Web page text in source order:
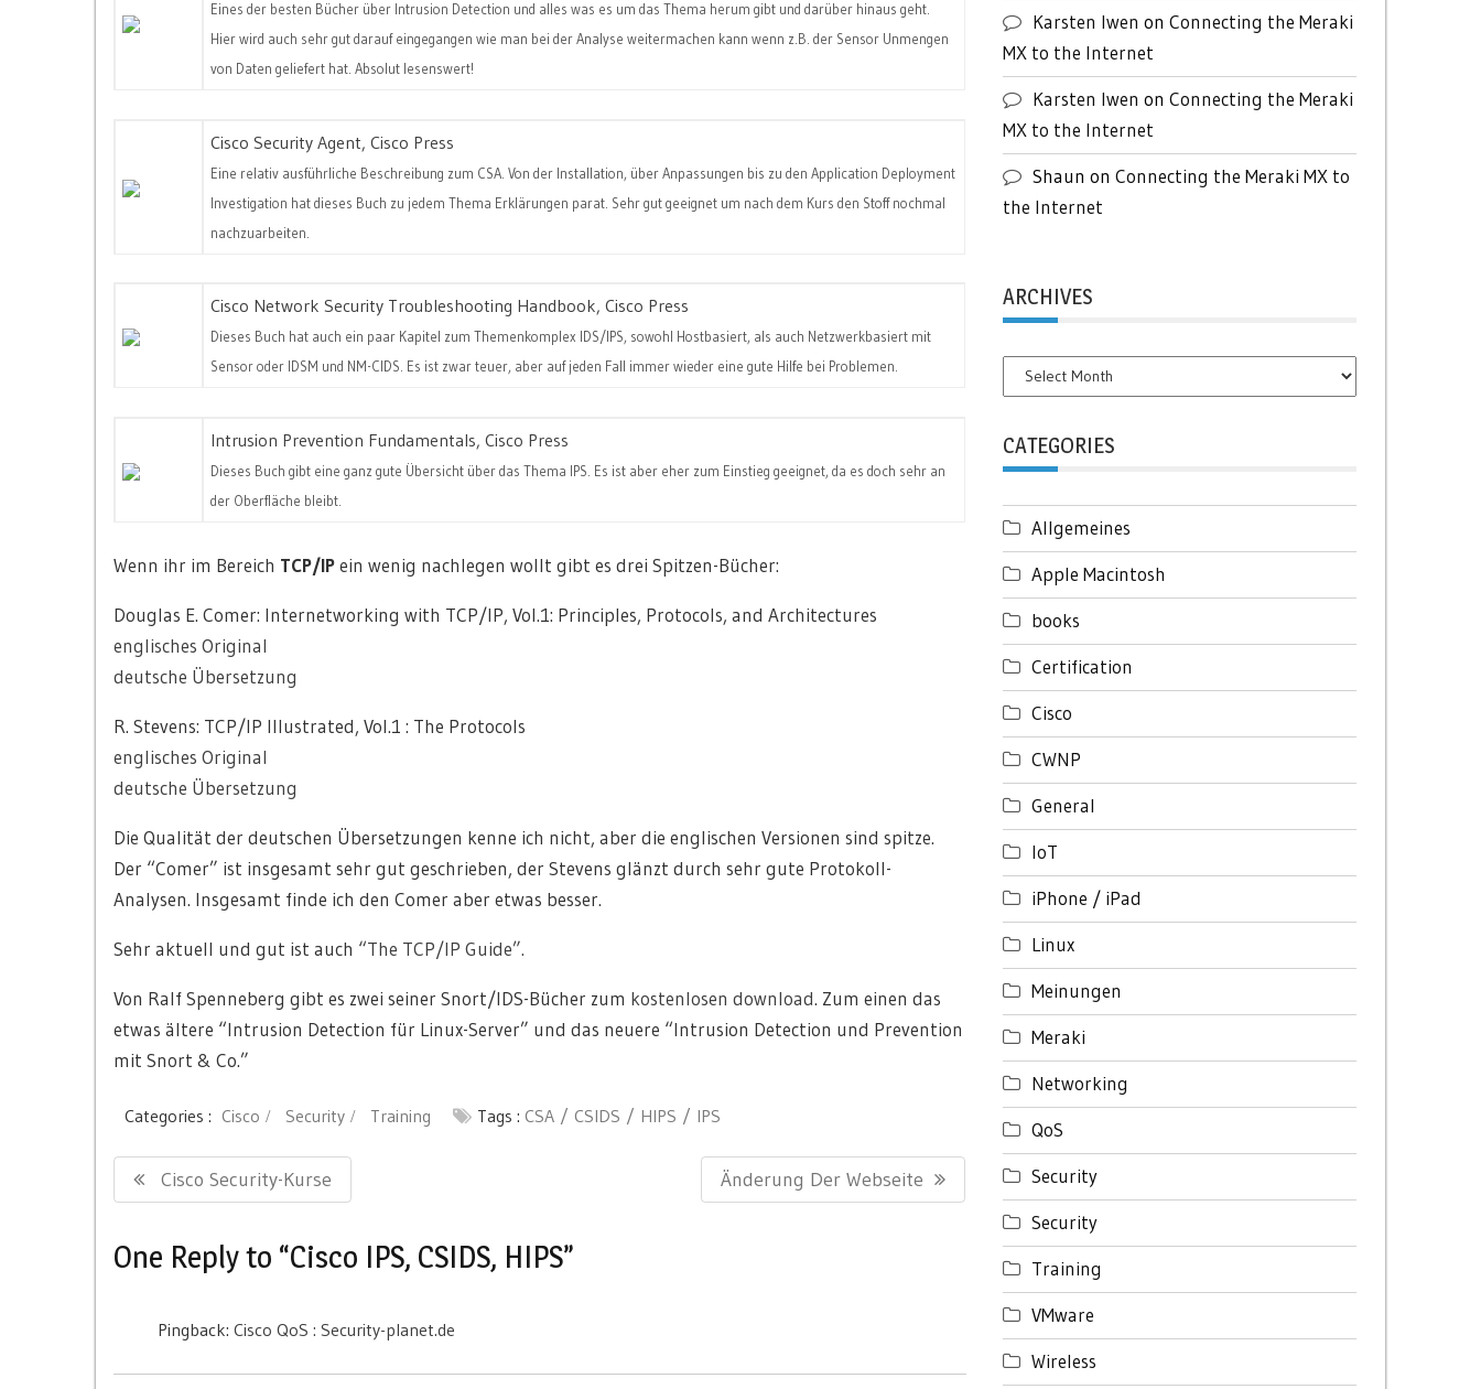
Eines der besten Bücher über Intrusion Detection und alles was es um das Thema herum gibt und darüber hinaus geht.
Hier wird auch sehr gut darauf eingegangen wie man bei der Analyse weitermachen kann wenn z.B. der Sensor Unmengen
von Daten geliefert hat. Absolut lesenswert!
Cisco Security Agent, Cisco Press
Eine relativ ausführliche Beschreibung zum CSA. Von der Installation, über Anpassungen bis zu den Application Deployment
Investigation hat dieses Buch zu jedem Thema Erklärungen parat. Sehr gut geeignet um nach dem Kurs den Stoff nochmal
nachzuarbeiten.
Cisco Network Security Troubleshooting Handbook, Cisco Press
Dieses Buch hat auch ein paar Kapitel zum Themenkomplex IDS/IPS, sowohl Hostbasiert, als auch Netzwerkbasiert mit
Sensor oder IDSM und NM-CIDS. Es ist zwar teuer, aber auf jeden Fall immer wieder eine gute Hilfe bei Problemen.
Intrusion Prevention Fundamentals, Cisco Press
Dieses Buch gibt eine ganz gute Übersicht über das Thema IPS. Es ist aber eher zum Einstieg geeignet, da es doch sehr an
der Oberfläche bleibt.
Wenn ihr im Bereich TCP/IPein wenig nachlegen wollt gibt es drei Spitzen-Bücher:
Douglas E. Comer: Internetworking with TCP/IP, Vol.1: Principles, Protocols, and Architectures
englisches Original
deutsche Übersetzung
R. Stevens: TCP/IP Illustrated, Vol.1 : The Protocols
englisches Original
deutsche Übersetzung
Die Qualität der deutschen Übersetzungen kenne ich nicht, aber die englischen Versionen sind spitze.
Der “Comer” ist insgesamt sehr gut geschrieben, der Stevens glänzt durch sehr gute Protokoll-
Analysen. Insgesamt finde ich den Comer aber etwas besser.
Sehr aktuell und gut ist auch “The TCP/IP Guide”.
Von Ralf Spenneberg gibt es zwei seiner Snort/IDS-Bücher zum kostenlosen download. Zum einen das
etwas ältere “Intrusion Detection für Linux-Server” und das neuere “Intrusion Detection und Prevention
mit Snort & Co.”
Categories : Cisco Security Training Tags : CSA CSIDS HIPS IPS
Post
navigation
Previous
Cisco Security-Kurse
Next
Änderung Der Webseite
One Reply to “Cisco IPS, CSIDS, HIPS”
Pingback: Cisco QoS : Security-planet.de
Karsten Iwen on Connecting the Meraki
MX to the Internet
Karsten Iwen on Connecting the Meraki
MX to the Internet
Shaun on Connecting the Meraki MX to
the Internet
ARCHIVES
Archives
CATEGORIES
Allgemeines
Apple Macintosh
books
Certification
Cisco
CWNP
General
IoT
iPhone / iPad
Linux
Meinungen
Meraki
Networking
QoS
Security
Security
Training
VMware
Wireless